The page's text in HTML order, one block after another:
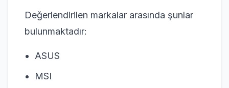
Değerlendirilen markalar arasında şunlar
bulunmaktadır:
ASUS
MSI